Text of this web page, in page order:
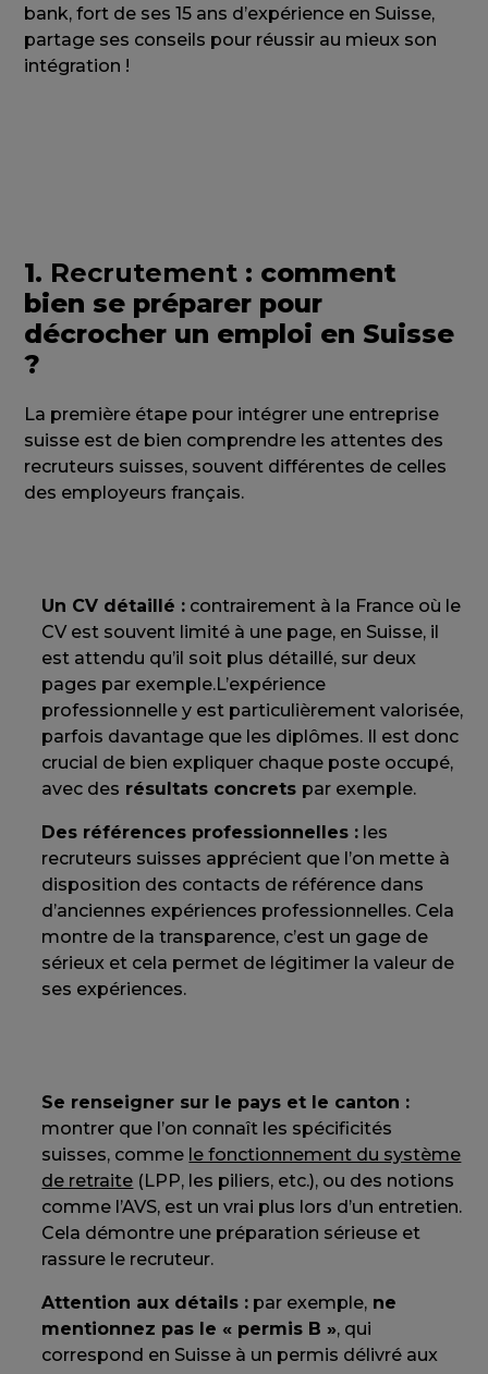
bank, fort de ses 15 ans d’expérience en Suisse,
partage ses conseils pour réussir au mieux son
intégration !
1. Recrutement : comment
bien se préparer pour
décrocher un emploi en Suisse
?
La première étape pour intégrer une entreprise
suisse est de bien comprendre les attentes des
recruteurs suisses, souvent différentes de celles
des employeurs français.
Un CV détaillé : contrairement à la France où le
CV est souvent limité à une page, en Suisse, il
est attendu qu’il soit plus détaillé, sur deux
pages par exemple.L’expérience
professionnelle y est particulièrement valorisée,
parfois davantage que les diplômes. Il est donc
crucial de bien expliquer chaque poste occupé,
avec des résultats concrets par exemple.
Des références professionnelles : les
recruteurs suisses apprécient que l’on mette à
disposition des contacts de référence dans
d’anciennes expériences professionnelles. Cela
montre de la transparence, c’est un gage de
sérieux et cela permet de légitimer la valeur de
ses expériences.
Se renseigner sur le pays et le canton :
montrer que l’on connaît les spécificités
suisses, comme le fonctionnement du système
de retraite (LPP, les piliers, etc.), ou des notions
comme l’AVS, est un vrai plus lors d’un entretien.
Cela démontre une préparation sérieuse et
rassure le recruteur.
Attention aux détails : par exemple, ne
mentionnez pas le « permis B », qui
correspond en Suisse à un permis délivré aux